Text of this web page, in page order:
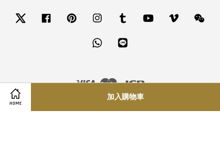
HOME
加入購物車
Twitter Facebook Pinterest Instagram Tumblr YouTube Vimeo
Whatsapp
Visa Master JCB